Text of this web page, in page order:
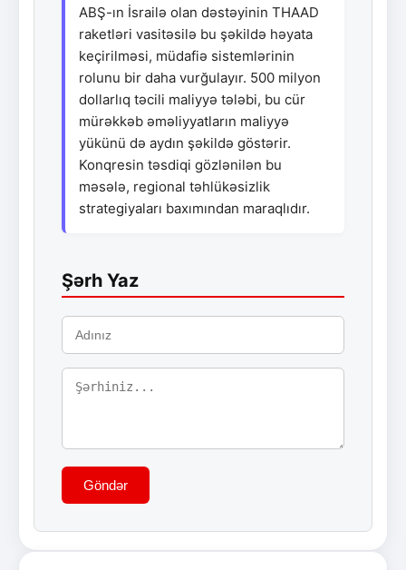
ABŞ-ın İsrailə olan dəstəyinin THAAD
raketləri vasitəsilə bu şəkildə həyata
keçirilməsi, müdafiə sistemlərinin
rolunu bir daha vurğulayır. 500 milyon
dollarlıq təcili maliyyə tələbi, bu cür
mürəkkəb əməliyyatların maliyyə
yükünü də aydın şəkildə göstərir.
Konqresin təsdiqi gözlənilən bu
məsələ, regional təhlükəsizlik
strategiyaları baxımından maraqlıdır.
Şərh Yaz
Göndər